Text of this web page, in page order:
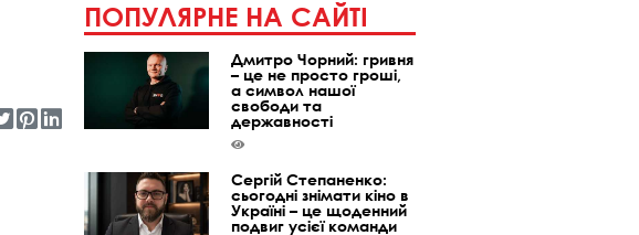
ПОПУЛЯРНЕ НА САЙТІ
Дмитро Чорний: гривня
– це не просто гроші,
а символ нашої
свободи та
державності
Сергій Степаненко:
сьогодні знімати кіно в
Україні – це щоденний
подвиг усієї команди